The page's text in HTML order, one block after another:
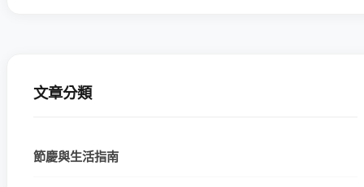
文章分類
節慶與生活指南